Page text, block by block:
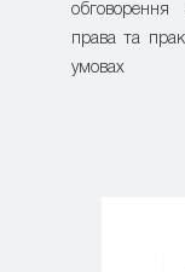
обговорення
права та
умовах